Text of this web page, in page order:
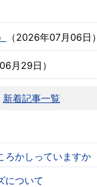
（2026年07月06日 ）
月29日）
新着記事一覧
かしっていますか
について